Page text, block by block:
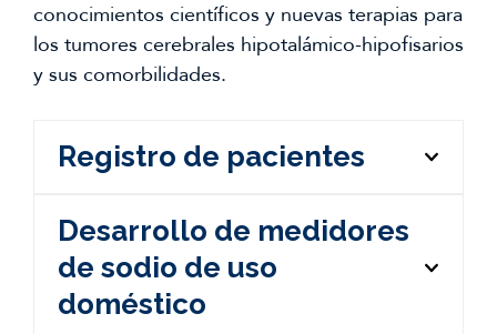
conocimientos científicos y nuevas terapias para
los tumores cerebrales hipotalámico-hipofisarios
y sus comorbilidades.
Registro de pacientes
El Registro de Pacientes con Tumores
Cerebrales Hipotalámico-Hipofisarios es
un registro internacional en línea para
personas con tumores cerebrales
Desarrollo de medidores
de sodio de uso
doméstico